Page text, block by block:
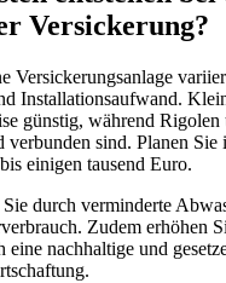
Versickerung?
Versickerungsanlage
Installationsaufwand.
günstig, während Rigolen
sind. Planen Sie
einigen tausend Euro.
durch verminderte
Zudem erhöhen
eine nachhaltige und